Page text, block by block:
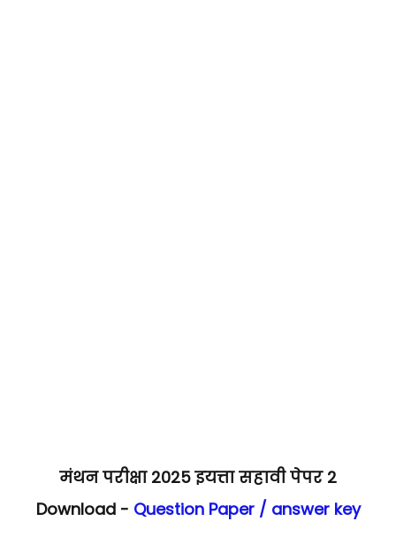
मंथन परीक्षा 2025 इयत्ता सहावी पेपर 2
Download - Question Paper / answer key